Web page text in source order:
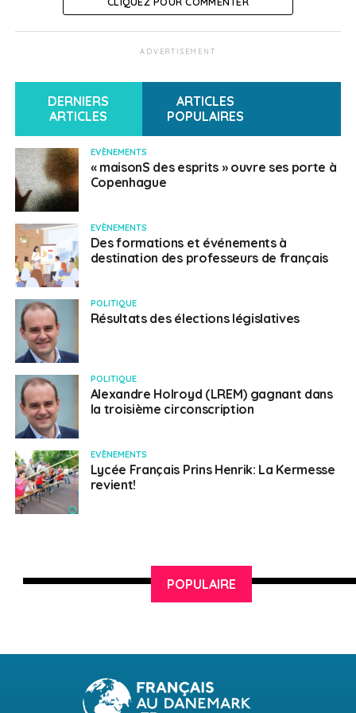
diaporama sur son nouveau projet d’établissement
nouveau projet d’évaluation des élèves
SUJETS ASSOCIÉS:
LYCÉE FRANÇAIS PRINS HENRIK
Français au Danemark
ADVERTISEMENT
DERNIERS
ARTICLES
ARTICLES
POPULAIRES
EVÈNEMENTS
« maisonS des esprits » ouvre ses porte à
Copenhague
EVÈNEMENTS
Des formations et événements à
destination des professeurs de français
POLITIQUE
Résultats des élections législatives
POLITIQUE
Alexandre Holroyd (LREM) gagnant dans
la troisième circonscription
EVÈNEMENTS
Lycée Français Prins Henrik: La Kermesse
revient!
POPULAIRE